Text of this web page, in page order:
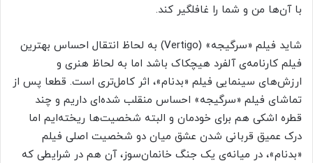
با آن‌ها من و شما را غافلگیر کند.
شاید فیلم «سرگیجه» (Vertigo) به لحاظ انتقال احساس بهترین
فیلم کارنامه‌ی آلفرد هیچکاک باشد اما به لحاظ هنری و
ارزش‌های سینمایی فیلم «بدنام»، اثر کامل‌تری است. قطعا پس از
تماشای فیلم «سرگیجه» احساس منقلب شده‌ای داریم و چند
قطره‌ اشکی هم برای خودمان و البته شخصیت‌ها ریخته‌ایم اما
درک عمیق قربانی شدن عشق میان دو شخصیت اصلی فیلم
«بدنام»، در میانه‌ی یک جنگ خانمان‌سوز، آن هم در شرایطی که